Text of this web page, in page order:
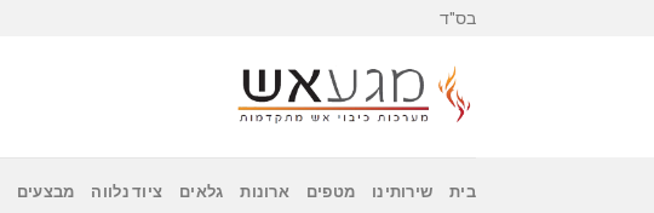
בס"ד
בית שירותינו מטפים ארונות גלאים ציוד נלווה מבצעים